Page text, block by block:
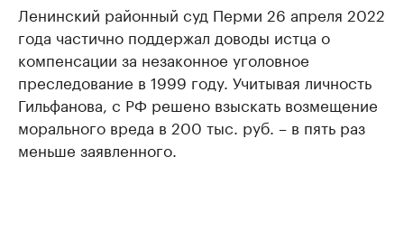
Ленинский районный суд Перми 26 апреля 2022
года частично поддержал доводы истца о
компенсации за незаконное уголовное
преследование в 1999 году. Учитывая личность
Гильфанова, с РФ решено взыскать возмещение
морального вреда в 200 тыс. руб. – в пять раз
меньше заявленного.